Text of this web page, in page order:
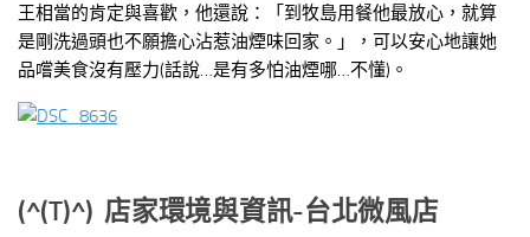
王相當的肯定與喜歡，他還說：「到牧島用餐他最放心，就算
是剛洗過頭也不願擔心沾惹油煙味回家。」，可以安心地讓她
品嚐美食沒有壓力(話說…是有多怕油煙哪…不懂)。
(^(T)^) 店家環境與資訊-台北微風店